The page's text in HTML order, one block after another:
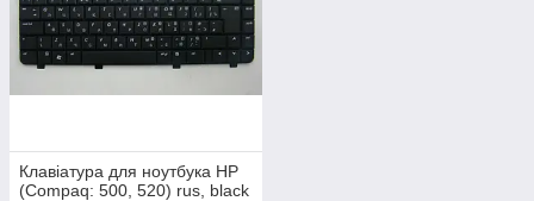
Клавіатура для ноутбука HP
(Compaq: 500, 520) rus, black